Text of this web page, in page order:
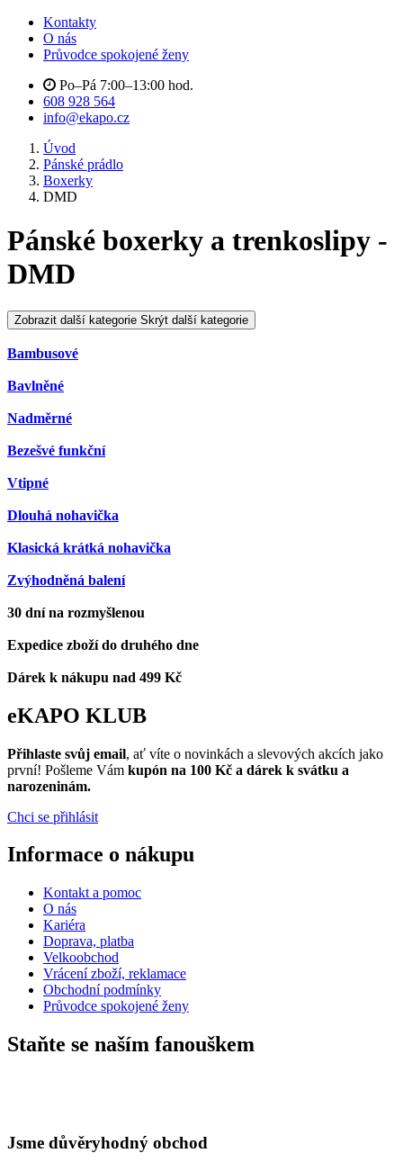
Kontakty
O nás
Průvodce spokojené ženy
Po–Pá 7:00–13:00 hod.
608 928 564
info@ekapo.cz
Úvod
Pánské prádlo
Boxerky
DMD
Pánské boxerky a trenkoslipy -
DMD
Zobrazit další kategorie Skrýt další kategorie
Bambusové
Bavlněné
Nadměrné
Bezešvé funkční
Vtipné
Dlouhá nohavička
Klasická krátká nohavička
Zvýhodněná balení
30 dní na rozmyšlenou
Expedice zboží do druhého dne
Dárek k nákupu nad 499 Kč
eKAPO KLUB
Přihlaste svůj email, ať víte o novinkách a slevových akcích jako
první! Pošleme Vám kupón na 100 Kč a dárek k svátku a
narozeninám.
Chci se přihlásit
Informace o nákupu
Kontakt a pomoc
O nás
Kariéra
Doprava, platba
Velkoobchod
Vrácení zboží, reklamace
Obchodní podmínky
Průvodce spokojené ženy
Staňte se naším fanouškem
Jsme důvěryhodný obchod